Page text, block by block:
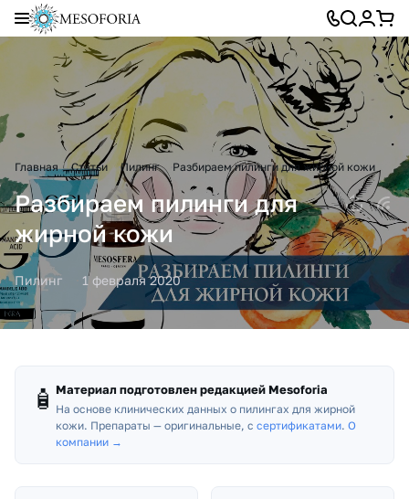
Главная Статьи Пилинг Разбираем пилинги для жирной кожи
Разбираем пилинги для
жирной кожи
Пилинг 1 февраля 2020
🧴 Материал подготовлен редакцией Mesoforia
На основе клинических данных о пилингах для жирной
кожи. Препараты — оригинальные, с сертификатами. О
компании →